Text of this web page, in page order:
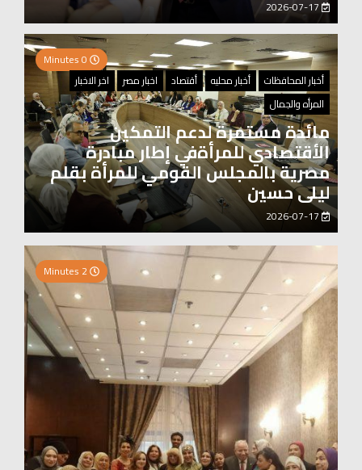
أخبار المحافظات
أخبار محليه أقتصاد اخبار مصر
اخر الاخبار
المرأه والجمال
مائدة مستمرة لدعم التمكين
الأقتصادي للمرأةفي إطار مبادرة
مصرية بالمجلس القومي للمرأة بقلم
ليلى حسين
2026-07-17